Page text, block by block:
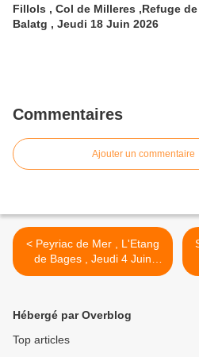
Fillols , Col de Milleres ,Refuge de
Balatg , Jeudi 18 Juin 2026
Commentaires
Ajouter un commentaire
< Peyriac de Mer , L'Etang
de Bages , Jeudi 4 Juin
2026
Hébergé par Overblog
Top articles